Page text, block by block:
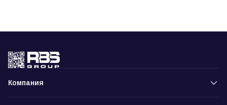
Компания